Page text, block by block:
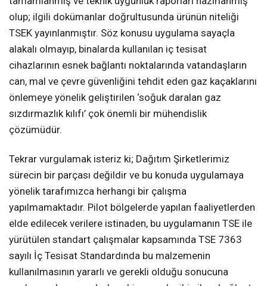
olup; ilgili dokümanlar doğrultusunda ürünün niteliği
TSEK yayınlanmıştır. Söz konusu uygulama sayaçla
alakalı olmayıp, binalarda kullanılan iç tesisat
cihazlarının esnek bağlantı noktalarında vatandaşların
can, mal ve çevre güvenliğini tehdit eden gaz kaçaklarını
önlemeye yönelik geliştirilen ‘soğuk daralan gaz
sızdırmazlık kılıfı’ çok önemli bir mühendislik
çözümüdür.
Tekrar vurgulamak isteriz ki; Dağıtım Şirketlerimiz
sürecin bir parçası değildir ve bu konuda uygulamaya
yönelik tarafımızca herhangi bir çalışma
yapılmamaktadır. Pilot bölgelerde yapılan faaliyetlerden
elde edilecek verilere istinaden, bu uygulamanın TSE ile
yürütülen standart çalışmalar kapsamında TSE 7363
sayılı İç Tesisat Standardında bu malzemenin
kullanılmasının yararlı ve gerekli olduğu sonucuna